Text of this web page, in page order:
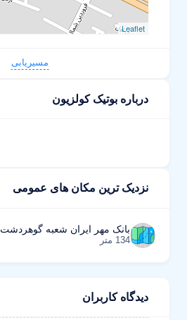
Leaflet
مسیریابی
درباره بوتیک کولزیون
نزدیک ترین مکان های عمومی
بانک مهر ایران شعبه گوهردشت
134 متر
دیدگاه کاربران